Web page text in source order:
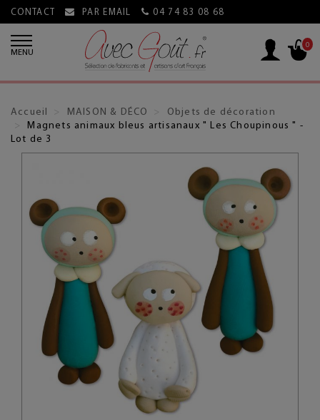
CONTACT PAR EMAIL 04 74 83 08 68
MENU
0
Accueil MAISON & DÉCO
Objets de décoration
Magnets animaux bleus artisanaux " Les Choupinous " -
Lot de 3